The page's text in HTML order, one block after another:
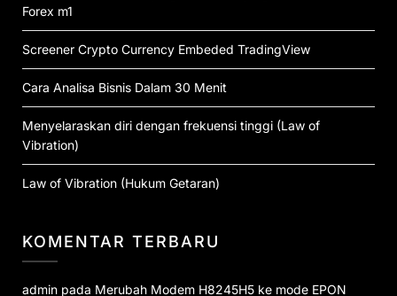
Forex m1
Screener Crypto Currency Embeded TradingView
Cara Analisa Bisnis Dalam 30 Menit
Menyelaraskan diri dengan frekuensi tinggi (Law of
Vibration)
Law of Vibration (Hukum Getaran)
KOMENTAR TERBARU
admin pada Merubah Modem H8245H5 ke mode EPON